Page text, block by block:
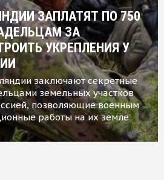
ЗАПЛАТЯТ ПО 750
ЗА
УКРЕПЛЕНИЯ У
заключают секретные
земельных участков
позволяющие военным
работы на их земле